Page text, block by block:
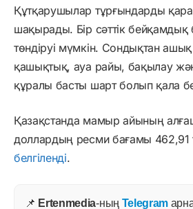
Құтқарушылар тұрғындарды
шақырады. Бір сәттік бейқамдық
төндіруі мүмкін. Сондықтан
қашықтық, ауа райы, бақылау
құралы басты шарт болып қала
Қазақстанда мамыр айының
доллардың ресми бағамы 462,91
белгіленді.
📌 Ertenmedia-ның Telegram